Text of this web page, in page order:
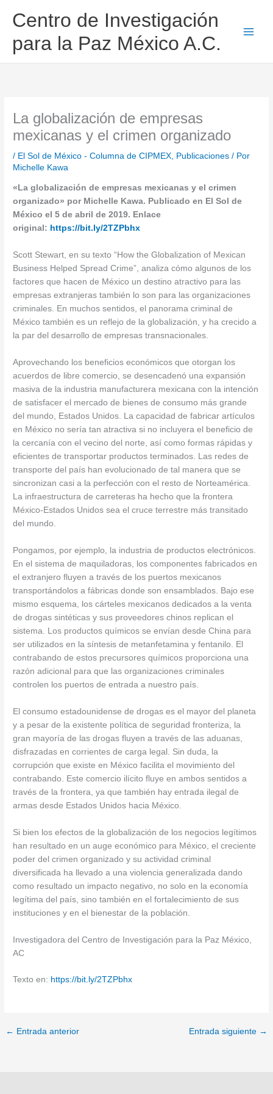
Centro de Investigación
para la Paz México A.C.
La globalización de empresas
mexicanas y el crimen organizado
/ El Sol de México - Columna de CIPMEX Publicaciones / Por
Michelle Kawa
«La globalización de empresas mexicanas y el crimen
organizado» por Michelle Kawa. Publicado en El Sol de
México el 5 de abril de 2019. Enlace
original: https://bit.ly/2TZPbhx
Scott Stewart, en su texto “How the Globalization of Mexican
Business Helped Spread Crime”, analiza cómo algunos de los
factores que hacen de México un destino atractivo para las
empresas extranjeras también lo son para las organizaciones
criminales. En muchos sentidos, el panorama criminal de
México también es un reflejo de la globalización, y ha crecido a
la par del desarrollo de empresas transnacionales.
Aprovechando los beneficios económicos que otorgan los
acuerdos de libre comercio, se desencadenó una expansión
masiva de la industria manufacturera mexicana con la intención
de satisfacer el mercado de bienes de consumo más grande
del mundo, Estados Unidos. La capacidad de fabricar artículos
en México no sería tan atractiva si no incluyera el beneficio de
la cercanía con el vecino del norte, así como formas rápidas y
eficientes de transportar productos terminados. Las redes de
transporte del país han evolucionado de tal manera que se
sincronizan casi a la perfección con el resto de Norteamérica.
La infraestructura de carreteras ha hecho que la frontera
México-Estados Unidos sea el cruce terrestre más transitado
del mundo.
Pongamos, por ejemplo, la industria de productos electrónicos.
En el sistema de maquiladoras, los componentes fabricados en
el extranjero fluyen a través de los puertos mexicanos
transportándolos a fábricas donde son ensamblados. Bajo ese
mismo esquema, los cárteles mexicanos dedicados a la venta
de drogas sintéticas y sus proveedores chinos replican el
sistema. Los productos químicos se envían desde China para
ser utilizados en la síntesis de metanfetamina y fentanilo. El
contrabando de estos precursores químicos proporciona una
razón adicional para que las organizaciones criminales
controlen los puertos de entrada a nuestro país.
El consumo estadounidense de drogas es el mayor del planeta
y a pesar de la existente política de seguridad fronteriza, la
gran mayoría de las drogas fluyen a través de las aduanas,
disfrazadas en corrientes de carga legal. Sin duda, la
corrupción que existe en México facilita el movimiento del
contrabando. Este comercio ilícito fluye en ambos sentidos a
través de la frontera, ya que también hay entrada ilegal de
armas desde Estados Unidos hacia México.
Si bien los efectos de la globalización de los negocios legítimos
han resultado en un auge económico para México, el creciente
poder del crimen organizado y su actividad criminal
diversificada ha llevado a una violencia generalizada dando
como resultado un impacto negativo, no solo en la economía
legítima del país, sino también en el fortalecimiento de sus
instituciones y en el bienestar de la población.
Investigadora del Centro de Investigación para la Paz México,
AC
Texto en: https://bit.ly/2TZPbhx
← Entrada anterior Entrada siguiente →